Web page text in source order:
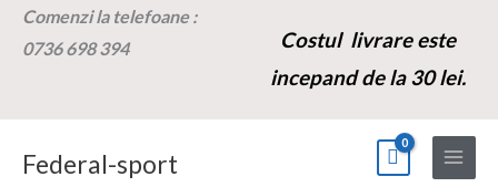
SkipComenzi la telefoane :
0736 698 394
Costul livrare este
incepand de la 30 lei.
Federal-sport